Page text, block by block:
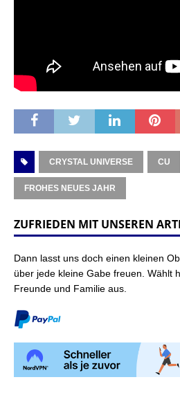
CRYSTAL UNIVERSE CU
FROHES NEUES JAHR
ZUFRIEDEN MIT UNSEREN
Dann lasst uns doch einen kleinen
über jede kleine Gabe freuen. Wählt
Freunde und Familie aus.